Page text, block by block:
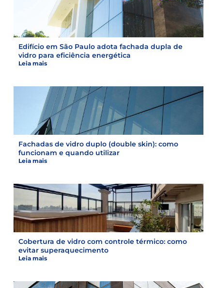
Edifício em São Paulo adota fachada dupla de
vidro para eficiência energética
Leia mais
Fachadas de vidro duplo (double skin): como
funcionam e quando utilizar
Leia mais
Cobertura de vidro com controle térmico: como
evitar superaquecimento
Leia mais